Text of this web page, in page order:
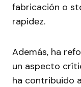
fabricación o
rapidez.
Además, ha
un aspecto
ha contribuido